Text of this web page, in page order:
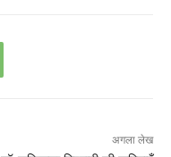
अगला लेख